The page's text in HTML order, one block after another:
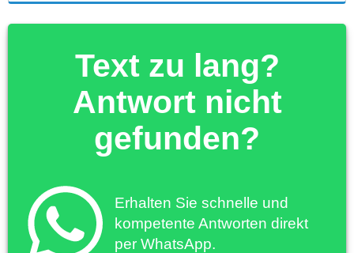
Text zu lang?
Antwort nicht
gefunden?
Erhalten Sie schnelle und
kompetente Antworten direkt
per WhatsApp.